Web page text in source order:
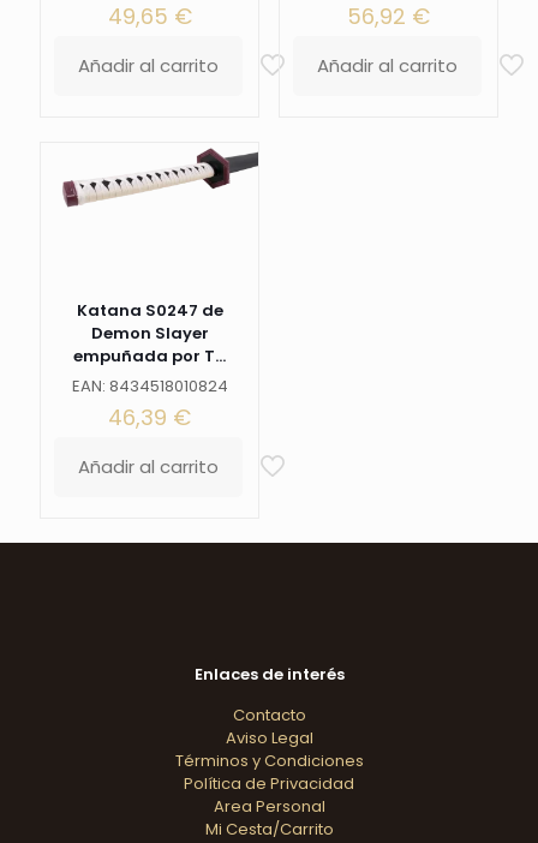
49,65 €
Añadir al carrito
56,92 €
Añadir al carrito
Katana S0247 de
Demon Slayer
empuñada por T...
EAN: 8434518010824
46,39 €
Añadir al carrito
Enlaces de interés
Contacto
Aviso Legal
Términos y Condiciones
Política de Privacidad
Area Personal
Mi Cesta/Carrito